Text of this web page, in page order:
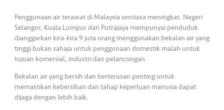
Penggunaan air terawat di Malaysia sentiasa meningkat. Negeri
Selangor, Kuala Lumpur dan Putrajaya mempunyai penduduk
dianggarkan kira-kira 9 juta orang menggunakan bekalan air yang
tinggi bukan sahaja untuk penggunaan domestik malah untuk
tujuan komersial, industri dan pelancongan.
Bekalan air yang bersih dan berterusan penting untuk
memastikan kebersihan dan tahap keperluan manusia dapat
dijaga dengan lebih baik.
o
m
er
si
l
R